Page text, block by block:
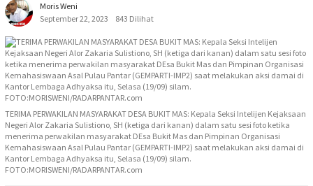
Moris Weni
September 22, 2023
843 Dilihat
TERIMA PERWAKILAN MASYARAKAT DESA BUKIT MAS: Kepala Seksi Intelijen Kejaksaan
Negeri Alor Zakaria Sulistiono, SH (ketiga dari kanan) dalam satu sesi foto ketika
menerima perwakilan masyarakat DEsa Bukit Mas dan Pimpinan Organisasi
Kemahasiswaan Asal Pulau Pantar (GEMPARTI-IMP2) saat melakukan aksi damai di
Kantor Lembaga Adhyaksa itu, Selasa (19/09) silam.
FOTO:MORISWENI/RADARPANTAR.com